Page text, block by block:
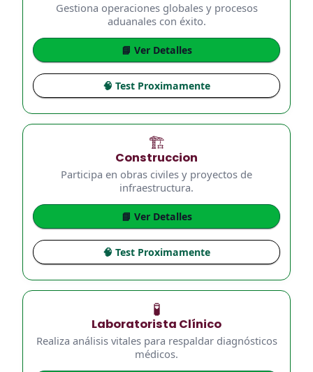
Gestiona operaciones globales y procesos
aduanales con éxito.
📘 Ver Detalles
🧠 Test Proximamente
🏗️
Construccion
Participa en obras civiles y proyectos de
infraestructura.
📘 Ver Detalles
🧠 Test Proximamente
🧪
Laboratorista Clínico
Realiza análisis vitales para respaldar diagnósticos
médicos.